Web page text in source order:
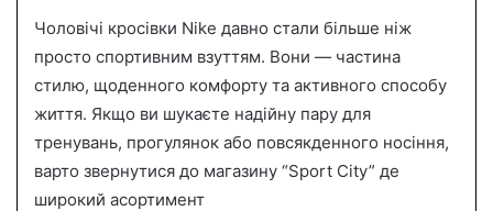
a
n
e
l
Чоловічі кросівки Nike давно стали більше ніж
просто спортивним взуттям. Вони — частина
стилю, щоденного комфорту та активного способу
життя. Якщо ви шукаєте надійну пару для
тренувань, прогулянок або повсякденного носіння,
варто звернутися до магазину “Sport City” де
широкий асортимент